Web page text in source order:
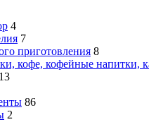
4
7
приготовления 8
кофе, кофейные напитки,
13
86
2